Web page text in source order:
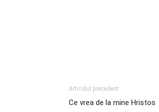
Articolul precedent
Ce vrea de la mine Hristos